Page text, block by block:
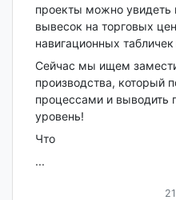
проекты можно увидеть
вывесок на торговых
навигационных
Сейчас мы ищем
производства, который
процессами и выводить
уровень!
Что
...